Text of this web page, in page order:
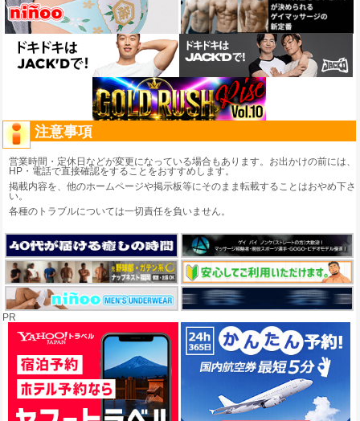
注意事項
営業時間・定休日などが変更になっている場合もあります。お出かけの前には、
HP・電話で直接確認をすることをおすすめします。
掲載内容を、他のホームページや掲示板等にそのまま転載することはおやめ下さ
い。
各種のトラブルについては一切責任を負いません。
PR